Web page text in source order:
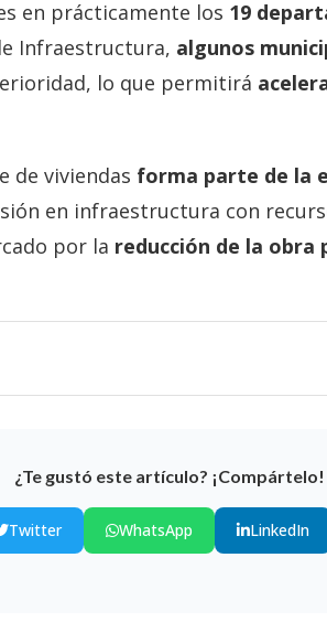
en prácticamente los 19
Infraestructura, algunos
lo que permitirá
de viviendas forma parte de la
en infraestructura con
por la reducción de la obra
¿Te gustó este artículo? ¡Compártelo!
Twitter WhatsApp LinkedIn